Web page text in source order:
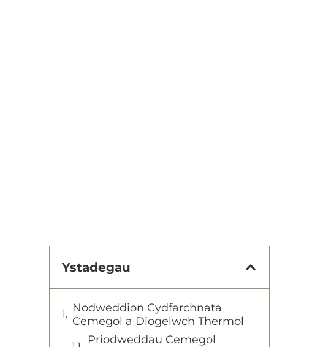
Ystadegau
Nodweddion Cydfarchnata
Cemegol a Diogelwch Thermol
Priodweddau Cemegol